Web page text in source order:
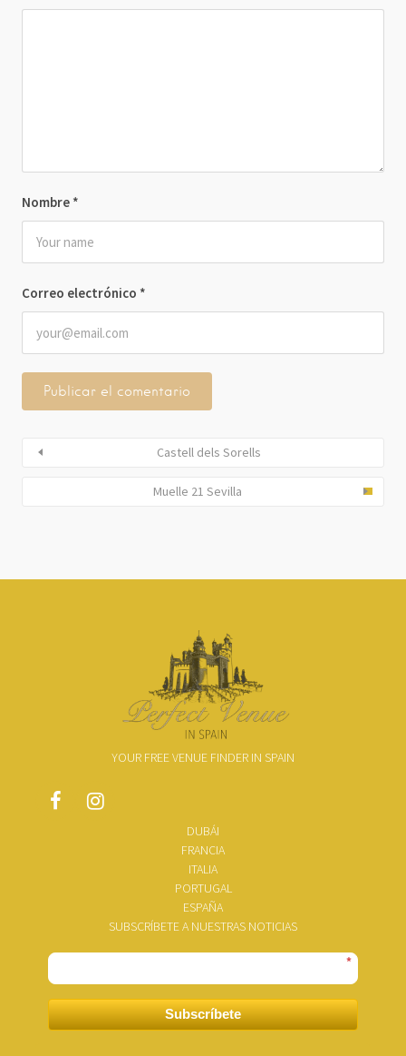
Nombre *
Correo electrónico *
Castell dels Sorells
Muelle 21 Sevilla
YOUR FREE VENUE FINDER IN SPAIN
DUBÁI
FRANCIA
ITALIA
PORTUGAL
ESPAÑA
SUBSCRÍBETE A NUESTRAS NOTICIAS
*
Subscríbete